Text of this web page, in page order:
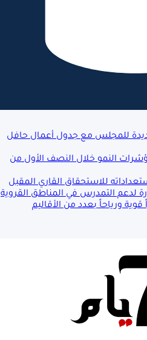
للمجلس مع جدول أعمال حافل
النمو خلال النصف الأول من
للاستحقاق القاري المقبل
لدعم التمدرس في المناطق القروية
ورياحاً بعدد من الأقاليم